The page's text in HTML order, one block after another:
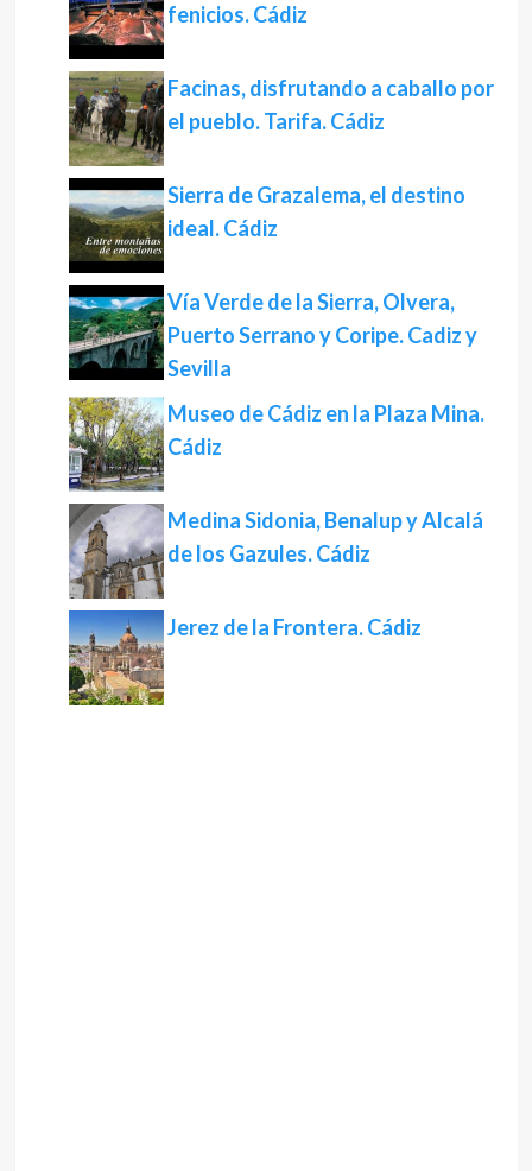
fenicios. Cádiz
Facinas, disfrutando a caballo por
el pueblo. Tarifa. Cádiz
Sierra de Grazalema, el destino
ideal. Cádiz
Vía Verde de la Sierra, Olvera,
Puerto Serrano y Coripe. Cadiz y
Sevilla
Museo de Cádiz en la Plaza Mina.
Cádiz
Medina Sidonia, Benalup y Alcalá
de los Gazules. Cádiz
Jerez de la Frontera. Cádiz